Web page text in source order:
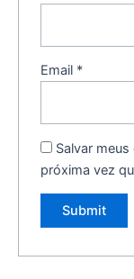
Email *
Salvar
próxima vez